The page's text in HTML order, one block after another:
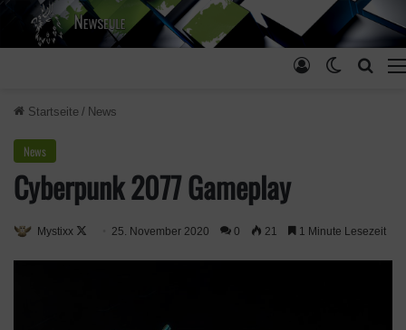
Skin
Anmelden
Startseite / News
News
Cyberpunk 2077 Gameplay
Mystixx 25. November 2020 0 21 1 Minute Lesezeit